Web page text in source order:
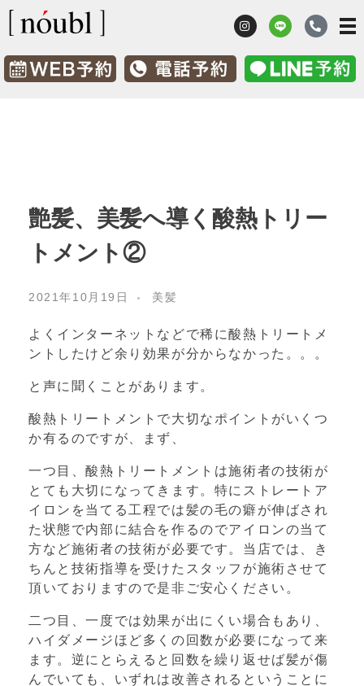
艶髪、美髪へ導く酸熱トリー
トメント②
2021年10月19日 美髪
よくインターネットなどで稀に酸熱トリートメ
ントしたけど余り効果が分からなかった。。。
と声に聞くことがあります。
酸熱トリートメントで大切なポイントがいくつ
か有るのですが、まず、
一つ目、酸熱トリートメントは施術者の技術が
とても大切になってきます。特にストレートア
イロンを当てる工程では髪の毛の癖が伸ばされ
た状態で内部に結合を作るのでアイロンの当て
方など施術者の技術が必要です。当店では、き
ちんと技術指導を受けたスタッフが施術させて
頂いておりますので是非ご安心ください。
二つ目、一度では効果が出にくい場合もあり、
ハイダメージほど多くの回数が必要になって来
ます。逆にとらえると回数を繰り返せば髪が傷
んでいても、いずれは改善されるということに